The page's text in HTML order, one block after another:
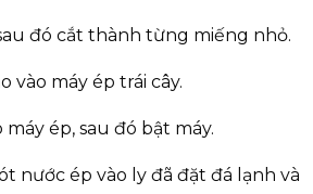
đó cắt thành từng miếng nhỏ.
vào máy ép trái cây.
ép, sau đó bật máy.
nước ép vào ly đã đặt đá lạnh và